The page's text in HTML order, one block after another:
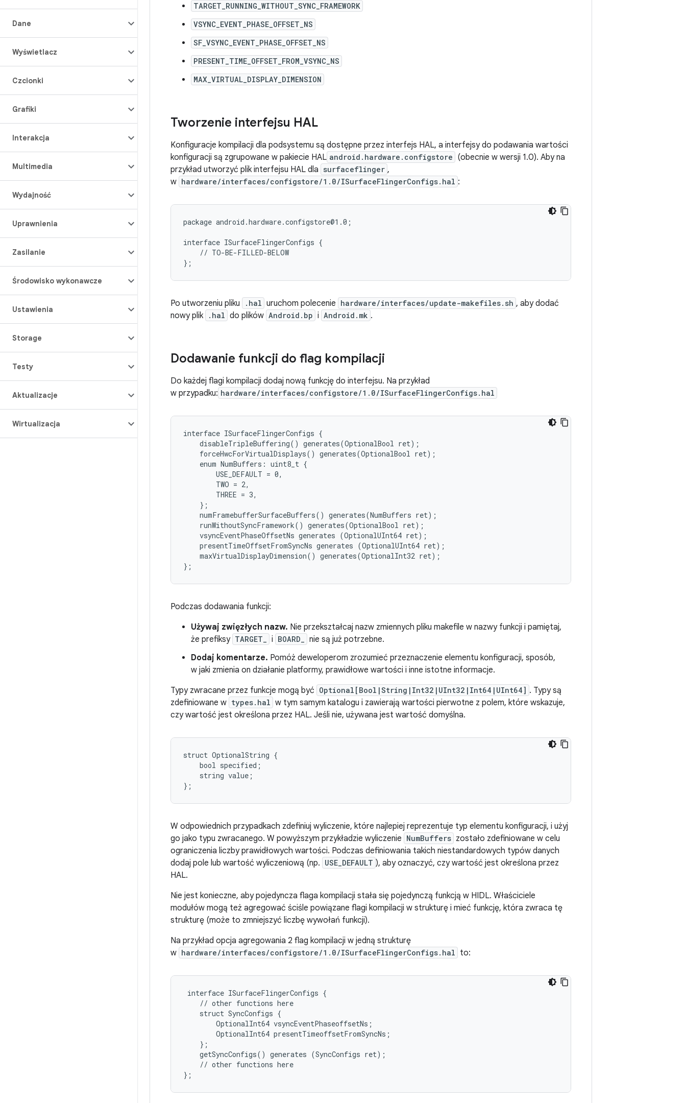
Dane
Wyświetlacz
Czcionki
Grafiki
Interakcja
Multimedia
Wydajność
Uprawnienia
Zasilanie
Środowisko wykonawcze
Ustawienia
Storage
Testy
Aktualizacje
Wirtualizacja
TARGET_RUNNING_WITHOUT_SYNC_FRAMEWORK
VSYNC_EVENT_PHASE_OFFSET_NS
SF_VSYNC_EVENT_PHASE_OFFSET_NS
PRESENT_TIME_OFFSET_FROM_VSYNC_NS
MAX_VIRTUAL_DISPLAY_DIMENSION
Tworzenie interfejsu HAL
Konfiguracje kompilacji dla podsystemu są dostępne przez interfejs HAL, a interfejsy do podawania wartości
konfiguracji są zgrupowane w pakiecie HAL android.hardware.configstore (obecnie w wersji 1.0). Aby na
przykład utworzyć plik interfejsu HAL dla surfaceflinger ,
w hardware/interfaces/configstore/1.0/ISurfaceFlingerConfigs.hal :
package android.hardware.configstore@1.0;
interface ISurfaceFlingerConfigs {
    // TO-BE-FILLED-BELOW
Po utworzeniu pliku .hal uruchom polecenie hardware/interfaces/update-makefiles.sh , aby dodać
nowy plik
.hal do plików Android.bp i Android.mk .
Dodawanie funkcji do flag kompilacji
Do każdej flagi kompilacji dodaj nową funkcję do interfejsu. Na przykład
w przypadku: hardware/interfaces/configstore/1.0/ISurfaceFlingerConfigs.hal
interface ISurfaceFlingerConfigs {
    disableTripleBuffering() generates(OptionalBool ret);
    forceHwcForVirtualDisplays() generates(OptionalBool ret);
    enum NumBuffers: uint8_t {
        USE_DEFAULT = 0,
        TWO = 2,
        THREE = 3,
    };
    numFramebufferSurfaceBuffers() generates(NumBuffers ret);
    runWithoutSyncFramework() generates(OptionalBool ret);
    vsyncEventPhaseOffsetNs generates (OptionalUInt64 ret);
    presentTimeOffsetFromSyncNs generates (OptionalUInt64 ret);
    maxVirtualDisplayDimension() generates(OptionalInt32 ret);
Podczas dodawania funkcji:
Używaj zwięzłych nazw. Nie przekształcaj nazw zmiennych pliku makefile w nazwy funkcji i pamiętaj,
że prefiksy TARGET_ i BOARD_
nie są już potrzebne.
Dodaj komentarze. Pomóż deweloperom zrozumieć przeznaczenie elementu konfiguracji, sposób,
w jaki zmienia on działanie platformy, prawidłowe wartości i inne istotne informacje.
Typy zwracane przez funkcje mogą być Optional[Bool|String|Int32|UInt32|Int64|UInt64] . Typy są
zdefiniowane w types.hal w tym samym katalogu i zawierają wartości pierwotne z polem, które wskazuje,
czy wartość jest określona przez HAL. Jeśli nie, używana jest wartość domyślna.
struct OptionalString {
    bool specified;
    string value;
W odpowiednich przypadkach zdefiniuj wyliczenie, które najlepiej reprezentuje typ elementu konfiguracji, i użyj
go jako typu zwracanego. W powyższym przykładzie wyliczenie NumBuffers zostało zdefiniowane w celu
ograniczenia liczby prawidłowych wartości. Podczas definiowania takich niestandardowych typów danych
dodaj pole lub wartość wyliczeniową (np. USE_DEFAULT ), aby oznaczyć, czy wartość jest określona przez
HAL.
Nie jest konieczne, aby pojedyncza flaga kompilacji stała się pojedynczą funkcją w HIDL. Właściciele
modułów mogą też agregować ściśle powiązane flagi kompilacji w strukturę i mieć funkcję, która zwraca tę
strukturę (może to zmniejszyć liczbę wywołań funkcji).
Na przykład opcja agregowania 2 flag kompilacji w jedną strukturę
w hardware/interfaces/configstore/1.0/ISurfaceFlingerConfigs.hal to:
interface ISurfaceFlingerConfigs {
    // other functions here
    struct SyncConfigs {
        OptionalInt64 vsyncEventPhaseoffsetNs;
        OptionalInt64 presentTimeoffsetFromSyncNs;
    };
    getSyncConfigs() generates (SyncConfigs ret);
    // other functions here